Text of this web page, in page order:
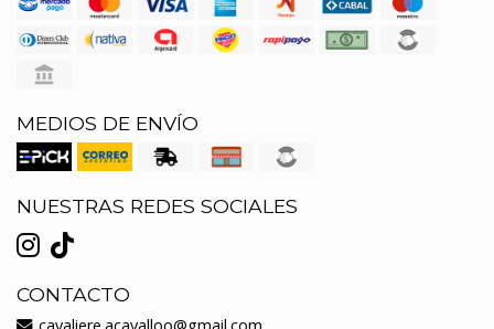
MEDIOS DE ENVÍO
NUESTRAS REDES SOCIALES
CONTACTO